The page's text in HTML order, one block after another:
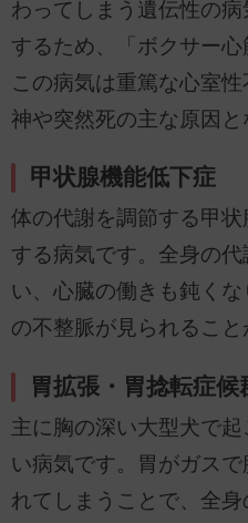
わってしまう遺伝性の
するため、「ボクサー心
この病気は重篤な心室
神や突然死の主な原因と
甲状腺機能低下症
体の代謝を調節する甲
する病気です。全身の
い、心臓の働きも鈍く
の不整脈が見られること
胃拡張・胃捻転症候
主に胸の深い大型犬で
い病気です。胃がガス
れてしまうことで、全